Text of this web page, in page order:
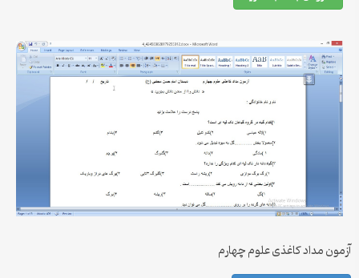
آزمون مداد کاغذی علوم چهارم